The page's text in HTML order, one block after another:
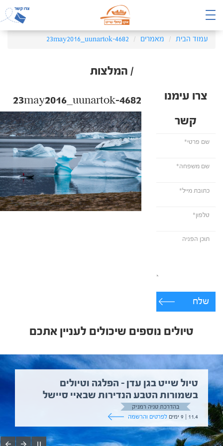
עמוד הבית מאמרים 23may2016_uunartok-4682
/ המלצות
צרו עימנו
קשר
שלח
23may2016_uunartok-4682
טיולים נוספים שיכולים לעניין אתכם
טיול שייט בגן עדן – הפלגה וטיולים
בשמורות הטבע הנדירות שבאיי סיישל
בהדרכת טניה רמניק
11.4 | 9 ימים
לפרטים והרשמה